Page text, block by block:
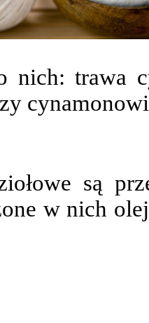
nich: trawa
są
w nich